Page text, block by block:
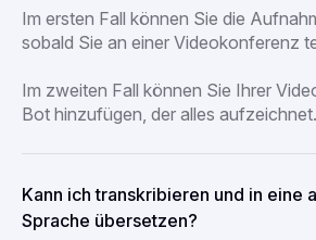
Im ersten Fall können Sie die
sobald Sie an einer Videokonferenz
Im zweiten Fall können Sie Ihrer
Bot hinzufügen, der alles aufzeichnet.
Kann ich transkribieren und in eine
Sprache übersetzen?